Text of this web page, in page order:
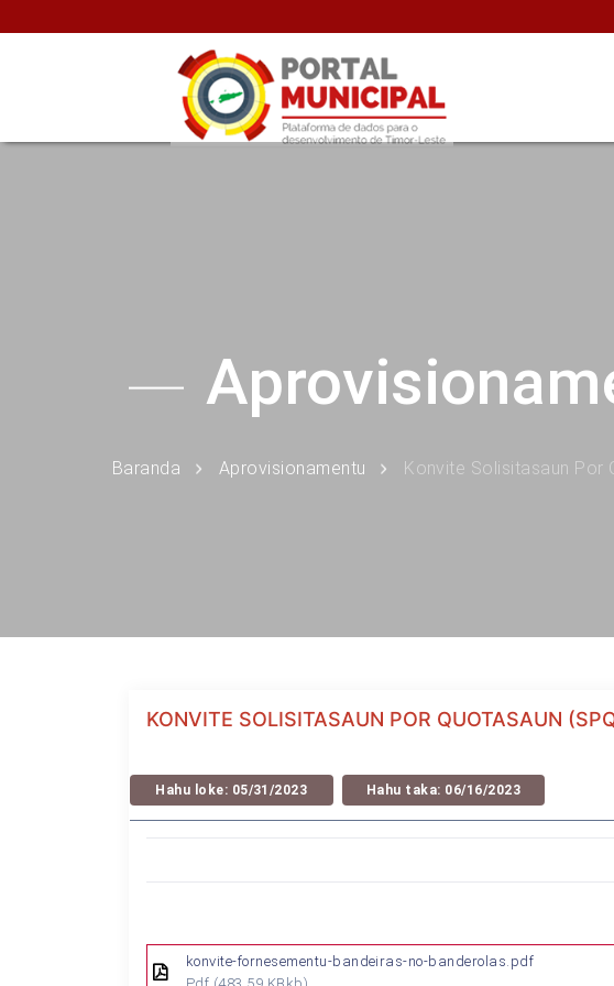
Baranda Aprovisionamentu Konvite Solisitasaun Por
KONVITE SOLISITASAUN POR QUOTASAUN
Hahu loke: 05/31/2023 Hahu taka: 06/16/2023
konvite-fornesementu-bandeiras-no-banderolas.pdf